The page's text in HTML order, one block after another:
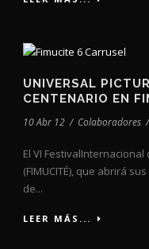
UNIVERSAL
CENTENARIO EN
10 Abr 12 / Colaboradores /
El VI
(FIMUCITÉ), que abrirá
de...
LEER MÁS...